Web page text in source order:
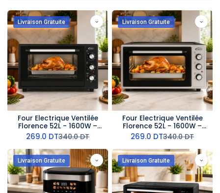
Livraison Gratuite
Four Electrique Ventilée
Florence 52L - 1600W –
Noir
269.0 DT340.0DT
Livraison Gratuite
Four Electrique Ventilée
Florence 52L - 1600W –
Gris
269.0 DT340.0DT
Livraison Gratuite Livraison Gratuite